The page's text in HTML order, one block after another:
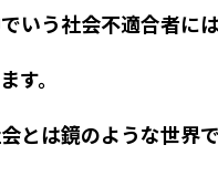
いう社会不適合者に
す。
とは鏡のような世界